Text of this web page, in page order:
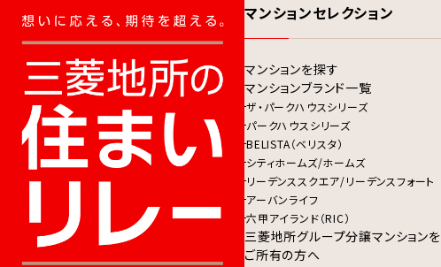
マンションセレクション
マンションを探す
マンションブランド一覧
ザ・パークハウスシリーズ
パークハウスシリーズ
BELISTA（ベリスタ）
シティホームズ/ホームズ
リーデンススクエア/リーデンスフォート
アーバンライフ
六甲アイランド（RIC）
三菱地所グループ分譲マンションを
ご所有の方へ